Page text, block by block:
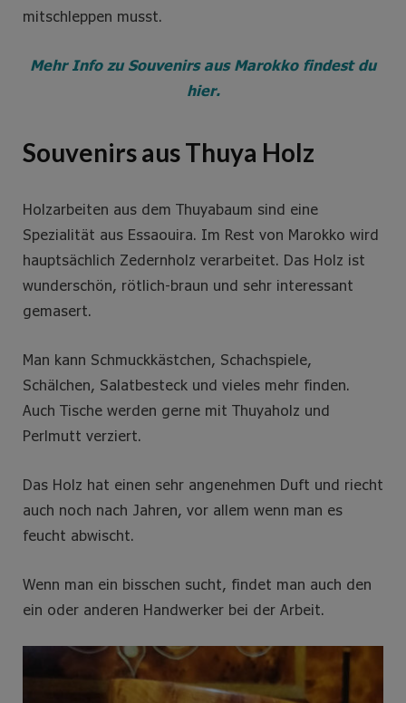
mitschleppen musst.
Mehr Info zu Souvenirs aus Marokko findest du
hier.
Souvenirs aus Thuya Holz
Holzarbeiten aus dem Thuyabaum sind eine
Spezialität aus Essaouira. Im Rest von Marokko wird
hauptsächlich Zedernholz verarbeitet. Das Holz ist
wunderschön, rötlich-braun und sehr interessant
gemasert.
Man kann Schmuckkästchen, Schachspiele,
Schälchen, Salatbesteck und vieles mehr finden.
Auch Tische werden gerne mit Thuyaholz und
Perlmutt verziert.
Das Holz hat einen sehr angenehmen Duft und riecht
auch noch nach Jahren, vor allem wenn man es
feucht abwischt.
Wenn man ein bisschen sucht, findet man auch den
ein oder anderen Handwerker bei der Arbeit.